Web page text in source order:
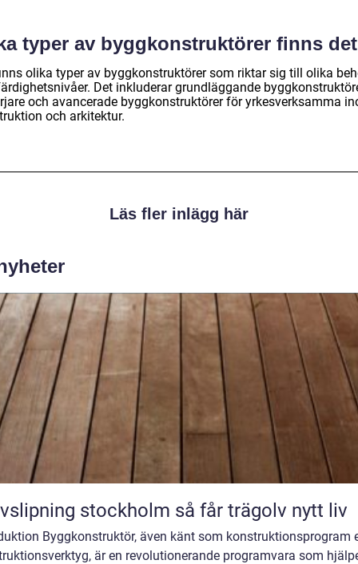
typer av byggkonstruktörer finns
olika typer av byggkonstruktörer som riktar sig till olika
Det inkluderar grundläggande
och avancerade byggkonstruktörer för yrkesverksamma
och arkitektur.
Läs fler inlägg här
Golvslipning stockholm så får trägolv nytt liv
Byggkonstruktör, även känt som konstruktionsprogram
är en revolutionerande programvara som